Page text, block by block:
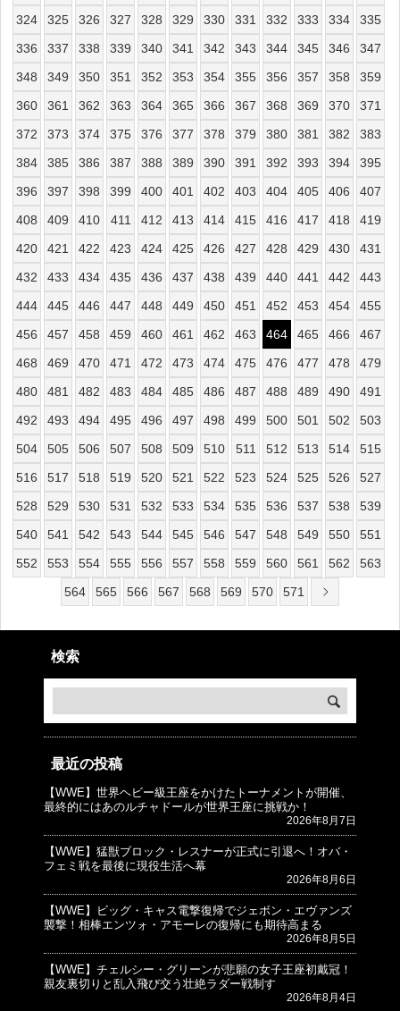
324
325 326 327 328 329 330 331 332 333 334
335
336
337 338 339 340 341 342 343 344 345 346
347
348
349 350 351 352 353 354 355 356 357 358
359
360
361 362 363 364 365 366 367 368 369 370
371
372
373 374 375 376 377 378 379 380 381 382
383
384
385 386 387 388 389 390 391 392 393 394
395
396
397 398 399 400 401 402 403 404 405 406
407
408
409 410 411 412 413 414 415 416 417 418
419
420
421 422 423 424 425 426 427 428 429 430
431
432
433 434 435 436 437 438 439 440 441 442
443
444
445 446 447 448 449 450 451 452 453 454
455
456
457 458 459 460 461 462 463 464 465 466
467
468
469 470 471 472 473 474 475 476 477 478
479
480
481 482 483 484 485 486 487 488 489 490
491
492
493 494 495 496 497 498 499 500 501 502
503
504
505 506 507 508 509 510 511 512 513 514
515
516
517 518 519 520 521 522 523 524 525 526
527
528
529 530 531 532 533 534 535 536 537 538
539
540
541 542 543 544 545 546 547 548 549 550
551
552
553 554 555 556 557 558 559 560 561 562
563
564
565 566 567 568 569 570 571
検索
最近の投稿
【WWE】世界ヘビー級王座をかけたトーナメントが開催、
最終的にはあのルチャドールが世界王座に挑戦か！
2026年8月7日
【WWE】猛獣ブロック・レスナーが正式に引退へ！オバ・
フェミ戦を最後に現役生活へ幕
2026年8月6日
【WWE】ビッグ・キャス電撃復帰でジェボン・エヴァンズ
襲撃！相棒エンツォ・アモーレの復帰にも期待高まる
2026年8月5日
【WWE】チェルシー・グリーンが悲願の女子王座初戴冠！
親友裏切りと乱入飛び交う壮絶ラダー戦制す
2026年8月4日
© プロレスJunkie ～WWEの最新情報 USA～